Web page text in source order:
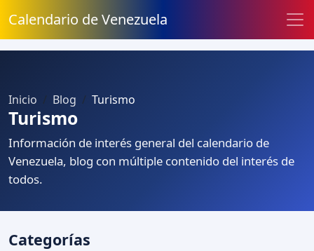
Calendario de Venezuela
Inicio Blog Turismo
Turismo
Información de interés general del calendario de
Venezuela, blog con múltiple contenido del interés de
todos.
Categorías